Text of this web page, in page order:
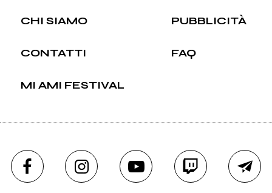
CHI SIAMO PUBBLICITÀ
CONTATTI FAQ
MI AMI FESTIVAL